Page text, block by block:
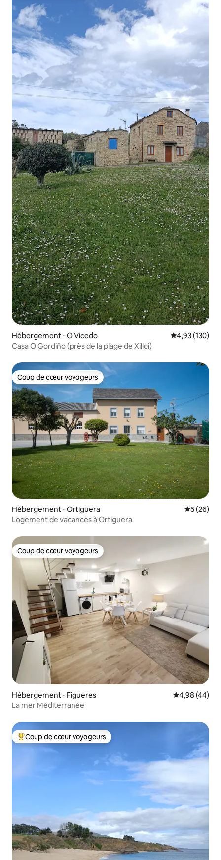
Hébergement ⋅ O Vicedo Évaluation
4,93 (130)
Casa O Gordiño (près de la plage de Xilloi)
Coup de cœur voyageurs
Coup de cœur voyageurs
Hébergement ⋅ Ortiguera
5 (26)
Logement de vacances à Ortiguera
Coup de cœur voyageurs
Coup de cœur voyageurs
Hébergement ⋅ Figueres Évaluation
4,98 (44)
La mer Méditerranée
Coups de cœur voyageurs les plus appréciés
Coup de cœur voyageurs